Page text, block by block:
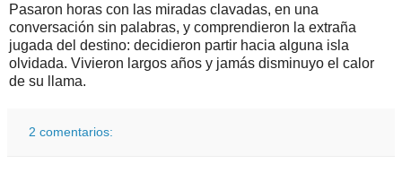
Pasaron horas con las miradas clavadas, en una
conversación sin palabras, y comprendieron la extraña
jugada del destino: decidieron partir hacia alguna isla
olvidada. Vivieron largos años y jamás disminuyo el calor
de su llama.
2 comentarios: